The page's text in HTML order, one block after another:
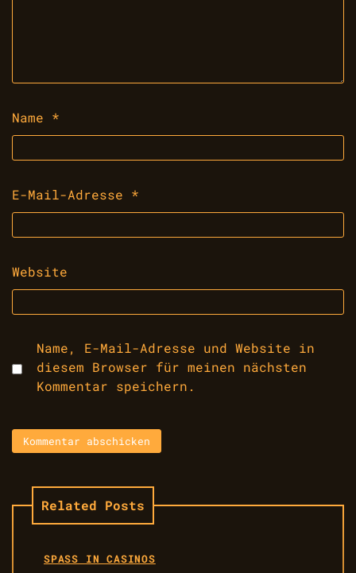
Name *
E-Mail-Adresse *
Website
Name, E-Mail-Adresse und Website in
diesem Browser für meinen nächsten
Kommentar speichern.
Related Posts
SPASS IN CASINOS